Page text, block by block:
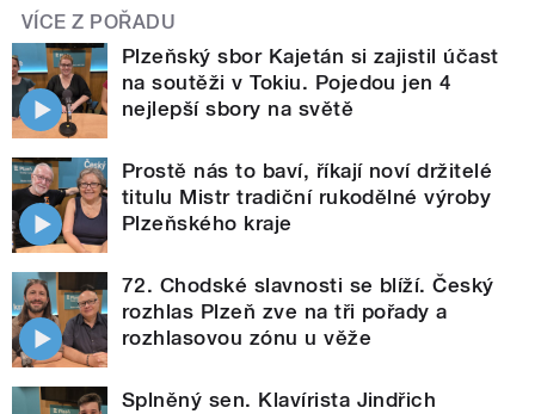
VÍCE Z POŘADU
Plzeňský sbor Kajetán si zajistil účast
na soutěži v Tokiu. Pojedou jen 4
nejlepší sbory na světě
Prostě nás to baví, říkají noví držitelé
titulu Mistr tradiční rukodělné výroby
Plzeňského kraje
72. Chodské slavnosti se blíží. Český
rozhlas Plzeň zve na tři pořady a
rozhlasovou zónu u věže
Splněný sen. Klavírista Jindřich